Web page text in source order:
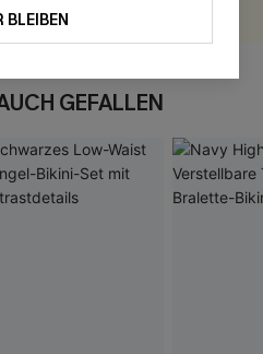
GEFALLEN
BLEIBEN